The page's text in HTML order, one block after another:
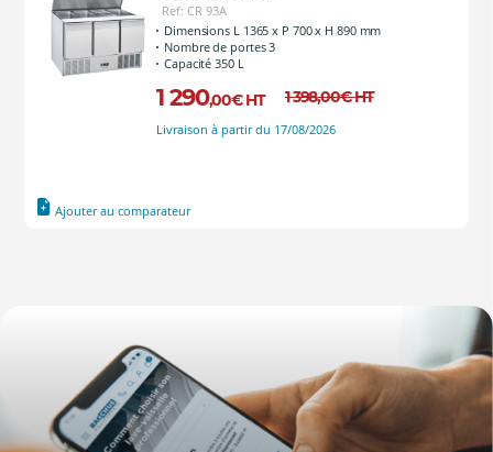
Ref: CR 93A
Dimensions L 1365 x P 700 x H 890 mm
Nombre de portes 3
Capacité 350 L
1 290,00€ HT 1 398,00€HT
Livraison à partir du 17/08/2026
Ajouter au comparateur